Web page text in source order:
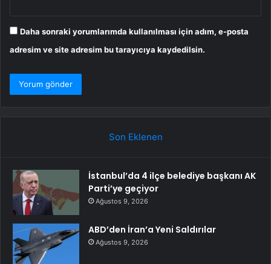
Daha sonraki yorumlarımda kullanılması için adım, e-posta
adresim ve site adresim bu tarayıcıya kaydedilsin.
Son Eklenen
İstanbul’da 4 ilçe belediye başkanı AK
Parti’ye geçiyor
Ağustos 9, 2026
ABD’den İran’a Yeni Saldırılar
Ağustos 9, 2026